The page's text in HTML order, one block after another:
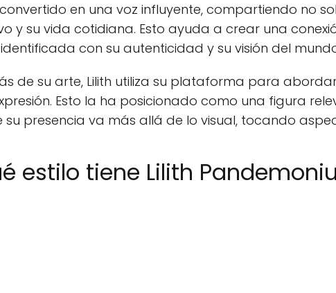
en una voz influyente, compartiendo no
y su vida cotidiana. Esto ayuda a crear una
con su autenticidad y su visión del
de su arte, Lilith utiliza su plataforma para
Esto la ha posicionado como una figura
su presencia va más allá de lo visual, tocando
estilo tiene Lilith